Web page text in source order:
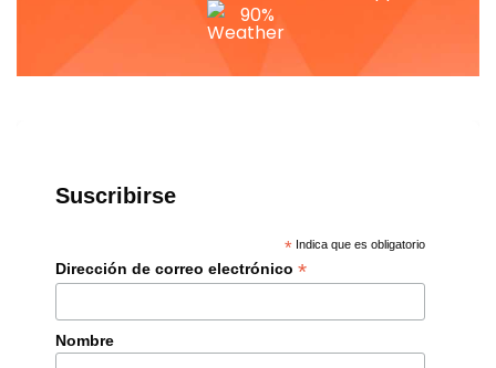
90%
Suscribirse
* Indica que es obligatorio
Dirección de correo electrónico *
Nombre